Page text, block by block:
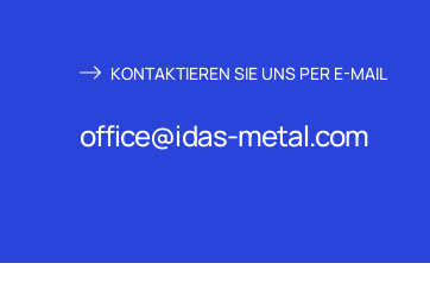
KONTAKTIEREN SIE UNS PER E-MAIL
office@idas-metal.com